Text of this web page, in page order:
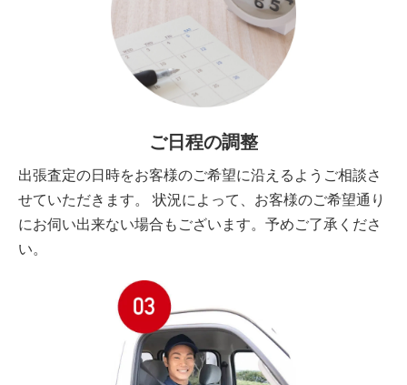
ご日程の調整
出張査定の日時をお客様のご希望に沿えるようご相談さ
せていただきます。 状況によって、お客様のご希望通り
にお伺い出来ない場合もございます。予めご了承くださ
い。